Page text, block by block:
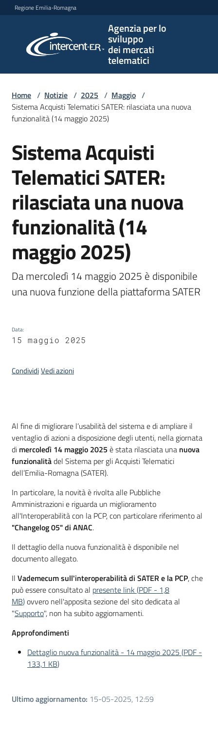
Vai al contenuto
Vai alla navigazione
Vai al footer
Regione Emilia-Romagna
Agenzia per lo
sviluppo
dei mercati
telematici
per lo
sviluppo
telematici
Bandi
strumenti
di
acquisto
Supporto
Seguici
su
Home / Notizie / 2025 / Maggio /
Sistema Acquisti Telematici SATER: rilasciata una nuova
funzionalità (14 maggio 2025)
Salta al contenuto
Sistema Acquisti
Telematici SATER:
rilasciata una nuova
funzionalità (14
maggio 2025)
Da mercoledì 14 maggio 2025 è disponibile
una nuova funzione della piattaforma SATER
Data:
15 maggio 2025
CondividiVedi azioni
Introduzione
Al fine di migliorare l’usabilità del sistema e di ampliare il
ventaglio di azioni a disposizione degli utenti, nella giornata
di mercoledì 14 maggio 2025 è stata rilasciata una nuova
funzionalitàdel Sistema per gli Acquisti Telematici
dell’Emilia-Romagna (SATER).
In particolare, la novità è rivolta alle Pubbliche
Amministrazioni e riguarda un miglioramento
all'Interoperabilità con la PCP, con particolare riferimento al
"Changelog 05" di ANAC.
Il dettaglio della nuova funzionalità è disponibile nel
documento allegato.
Il Vademecumsull'interoperabilità di SATER e la PCP, che
può essere consultato al presente link (PDF - 1,8
MB)ovvero nell'apposita sezione del sito dedicata al
"Supporto", non ha subito aggiornamenti.
Approfondimenti
Dettaglio nuova funzionalità - 14 maggio 2025 (PDF -
133,1 KB)
Ultimo aggiornamento: 15-05-2025, 12:59